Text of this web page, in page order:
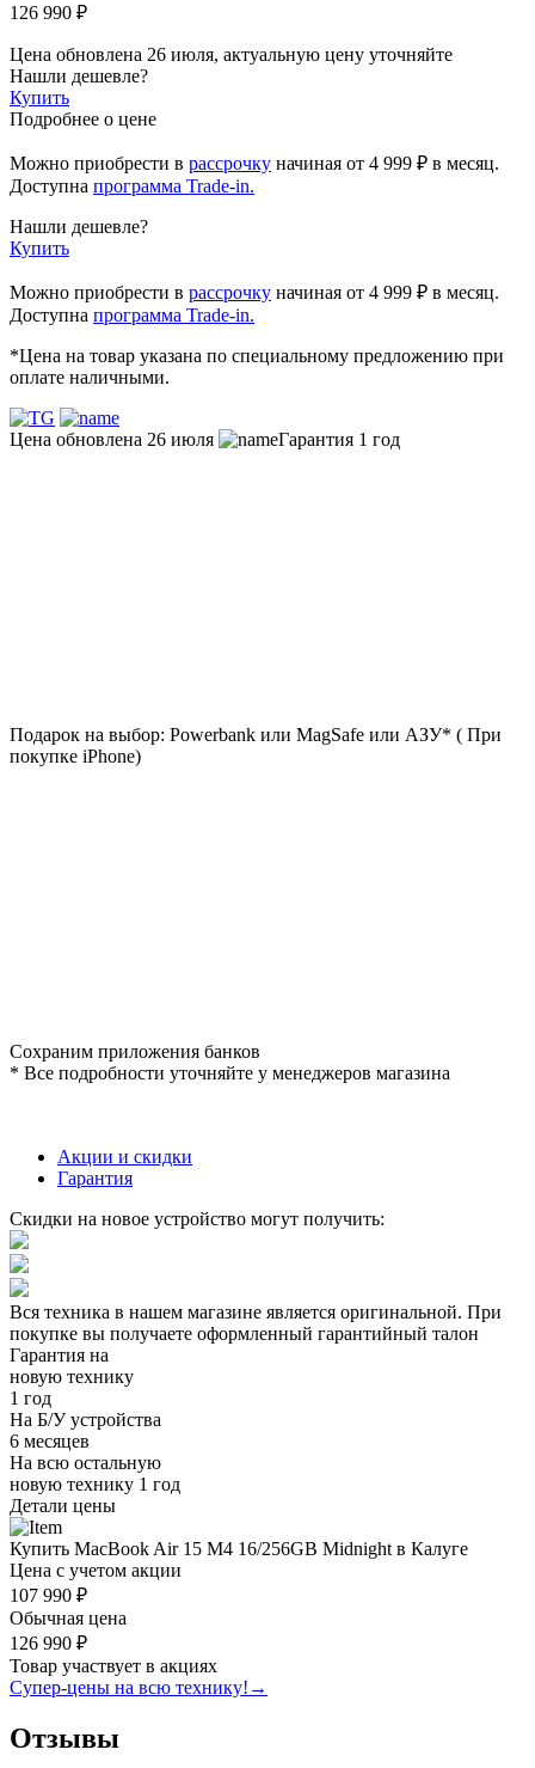
126 990 ₽
Цена обновлена 26 июля, актуальную цену уточняйте
Нашли дешевле?
Купить
Подробнее о цене
Можно приобрести в рассрочку начиная от 4 999 ₽ в месяц.
Доступна программа Trade-in.
Нашли дешевле?
Купить
Можно приобрести в рассрочку начиная от 4 999 ₽ в месяц.
Доступна программа Trade-in.
*Цена на товар указана по специальному предложению при
оплате наличными.
Цена обновлена 26 июля Гарантия 1 год
Подарок на выбор: Powerbank или MagSafe или AЗУ* ( При
покупке iPhone)
Сохраним приложения банков
* Все подробности уточняйте у менеджеров магазина
Акции и скидки
Гарантия
Скидки на новое устройство могут получить:
Вся техника в нашем магазине является оригинальной. При
покупке вы получаете оформленный гарантийный талон
Гарантия на
новую технику
1 год
На Б/У устройства
6 месяцев
На всю остальную
новую технику 1 год
Детали цены
Купить MacBook Air 15 M4 16/256GB Midnight в Калуге
Цена с учетом акции
107 990 ₽
Обычная цена
126 990 ₽
Товар участвует в акциях
Супер-цены на всю технику! →
Отзывы